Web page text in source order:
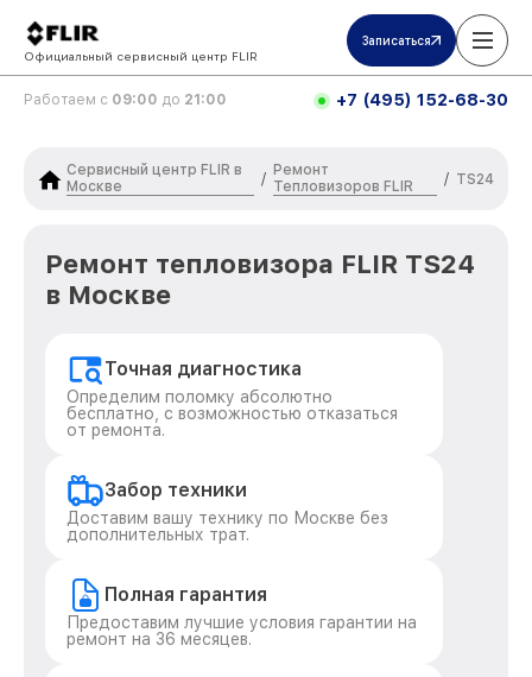
Официальный сервисный центр FLIR
Записаться
Работаем с 09:00 до 21:00 +7 (495) 152-68-30
Сервисный центр FLIR в
Москве
/
Ремонт
Тепловизоров FLIR
/ TS24
Ремонт тепловизора FLIR TS24
в Москве
Точная диагностика
Определим поломку абсолютно
бесплатно, с возможностью отказаться
от ремонта.
Забор техники
Доставим вашу технику по Москве без
дополнительных трат.
Полная гарантия
Предоставим лучшие условия гарантии на
ремонт на 36 месяцев.